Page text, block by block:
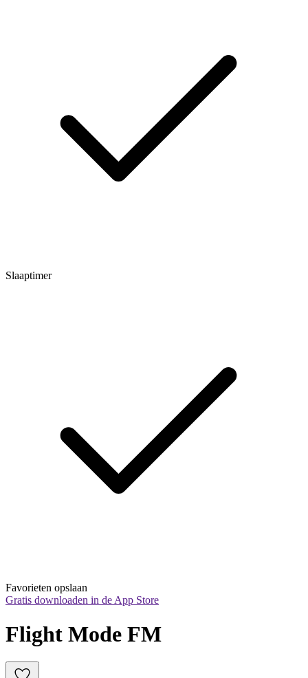
Slaaptimer
Favorieten opslaan
Gratis downloaden in de App Store
Flight Mode FM